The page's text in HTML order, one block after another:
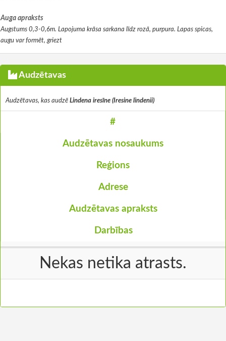
Auga apraksts
Augstums 0,3-0,6m. Lapojuma krāsa sarkana līdz rozā, purpura. Lapas spicas,
augu var formēt, griezt
Audzētavas
Audzētavas, kas audzē Lindena iresīne (Iresine lindenii)
#
Audzētavas nosaukums
Reģions
Adrese
Audzētavas apraksts
Darbības
Nekas netika atrasts.